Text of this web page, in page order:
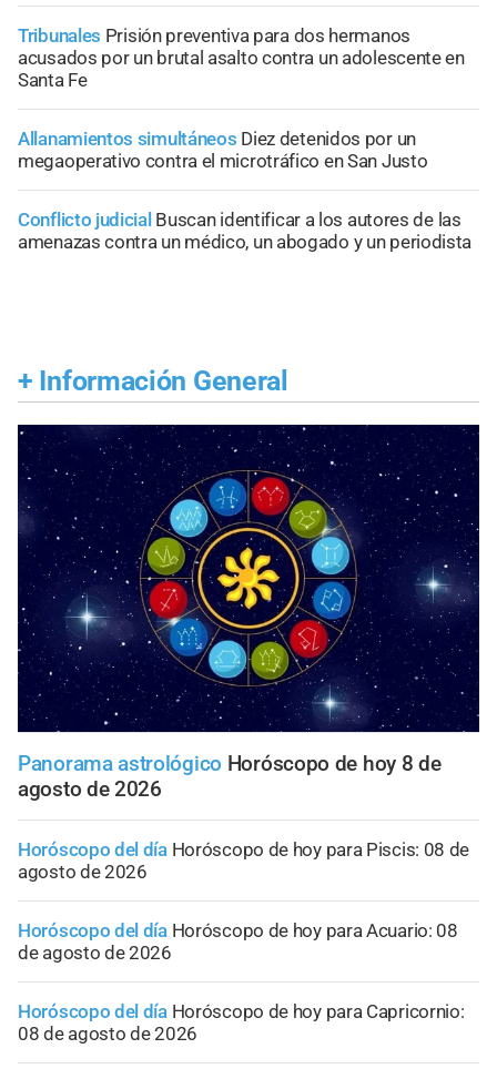
Tribunales Prisión preventiva para dos hermanos
acusados por un brutal asalto contra un adolescente en
Santa Fe
Allanamientos simultáneos Diez detenidos por un
megaoperativo contra el microtráfico en San Justo
Conflicto judicial Buscan identificar a los autores de las
amenazas contra un médico, un abogado y un periodista
+ Información General
Panorama astrológico Horóscopo de hoy 8 de
agosto de 2026
Horóscopo del día Horóscopo de hoy para Piscis: 08 de
agosto de 2026
Horóscopo del día Horóscopo de hoy para Acuario: 08
de agosto de 2026
Horóscopo del día Horóscopo de hoy para Capricornio:
08 de agosto de 2026